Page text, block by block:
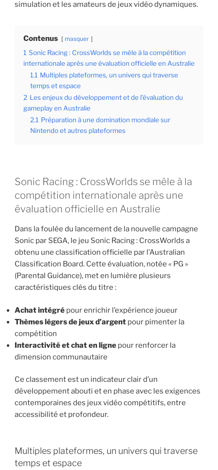
simulation et les amateurs de jeux vidéo dynamiques.
Contenus masquer
1 Sonic Racing : CrossWorlds se mêle à la compétition
internationale après une évaluation officielle en Australie
1.1 Multiples plateformes, un univers qui traverse
temps et espace
2 Les enjeux du développement et de l’évaluation du
gameplay en Australie
2.1 Préparation à une domination mondiale sur
Nintendo et autres plateformes
Sonic Racing : CrossWorlds se mêle à la
compétition internationale après une
évaluation officielle en Australie
Dans la foulée du lancement de la nouvelle campagne
Sonic par SEGA, le jeu Sonic Racing : CrossWorlds a
obtenu une classification officielle par l’Australian
Classification Board. Cette évaluation, notée « PG »
(Parental Guidance), met en lumière plusieurs
caractéristiques clés du titre :
Achat intégré pour enrichir l’expérience joueur
Thèmes légers de jeux d’argent pour pimenter la
compétition
Interactivité et chat en ligne pour renforcer la
dimension communautaire
Ce classement est un indicateur clair d’un
développement abouti et en phase avec les exigences
contemporaines des jeux vidéo compétitifs, entre
accessibilité et profondeur.
Multiples plateformes, un univers qui traverse
temps et espace